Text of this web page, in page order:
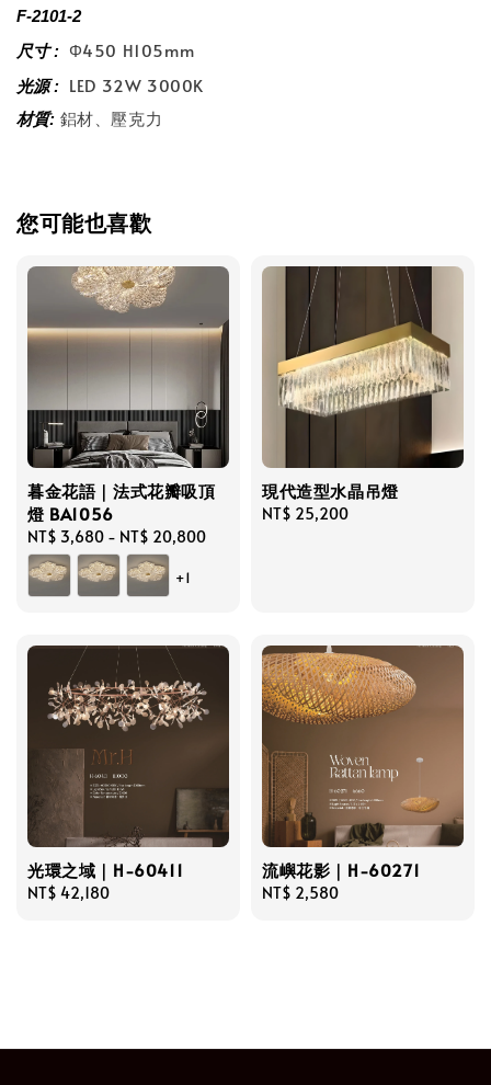
F-2101-2
尺寸 : Φ450 H105mm
光源 : LED 32W 3000K
材質: 鋁材、壓克力
您可能也喜歡
暮金花語｜法式花瓣吸頂
燈 BA1056
Regular
price
NT$ 3,680 - NT$ 20,800
+1
現代造型水晶吊燈
Regular
NT$ 25,200
光環之域｜H-60411
Regular
NT$ 42,180
流嶼花影｜H-60271
Regular
NT$ 2,580